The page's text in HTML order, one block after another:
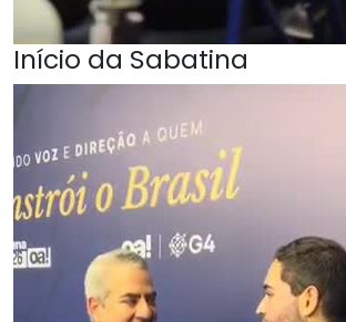
Início da Sabatina